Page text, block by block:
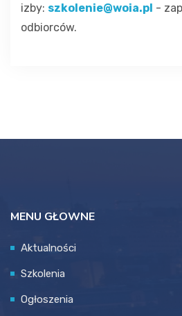
izby: szkolenie@woia.pl -
odbiorców.
MENU GŁOWNE
Aktualności
Szkolenia
Ogłoszenia